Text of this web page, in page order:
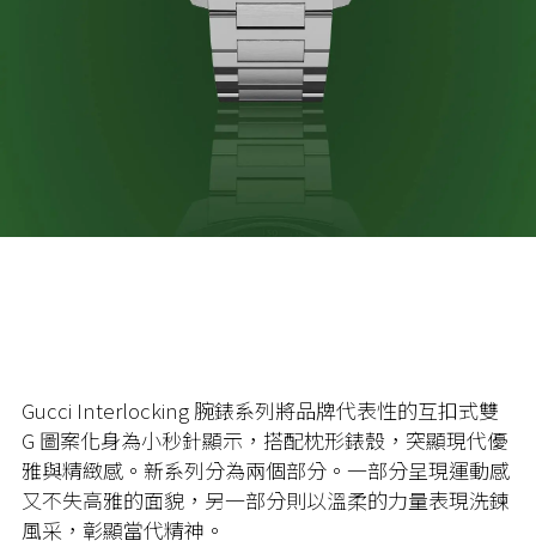
Gucci Interlocking 腕錶系列將品牌代表性的互扣式雙
G 圖案化身為小秒針顯示，搭配枕形錶殼，突顯現代優
雅與精緻感。新系列分為兩個部分。一部分呈現運動感
又不失高雅的面貌，另一部分則以溫柔的力量表現洗鍊
風采，彰顯當代精神。